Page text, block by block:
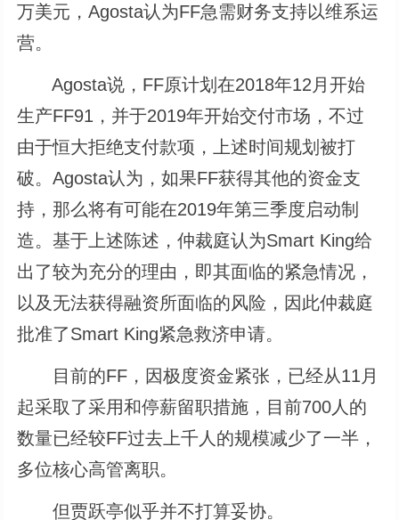
万美元，Agosta认为FF急需财务支持以维系运
营。
Agosta说，FF原计划在2018年12月开始
生产FF91，并于2019年开始交付市场，不过
由于恒大拒绝支付款项，上述时间规划被打
破。Agosta认为，如果FF获得其他的资金支
持，那么将有可能在2019年第三季度启动制
造。基于上述陈述，仲裁庭认为Smart King给
出了较为充分的理由，即其面临的紧急情况，
以及无法获得融资所面临的风险，因此仲裁庭
批准了Smart King紧急救济申请。
目前的FF，因极度资金紧张，已经从11月
起采取了采用和停薪留职措施，目前700人的
数量已经较FF过去上千人的规模减少了一半，
多位核心高管离职。
但贾跃亭似乎并不打算妥协。